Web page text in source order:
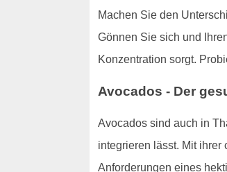
Machen Sie den
Gönnen Sie sich und
Konzentration sorgt.
Avocados - Der
Avocados sind auch in
integrieren lässt. Mit ihrer
Anforderungen eines